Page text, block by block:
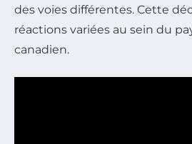
des voies différentes. Cette
réactions variées au sein du
canadien.